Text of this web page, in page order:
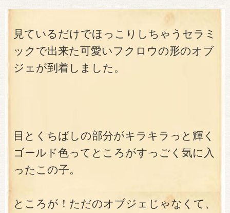
見ているだけでほっこりしちゃうセラミ
ックで出来た可愛いフクロウの形のオブ
ジェが到着しました。
目とくちばしの部分がキラキラっと輝く
ゴールド色ってところがすっごく気に入
ったこの子。
ところが！ただのオブジェじゃなくて、